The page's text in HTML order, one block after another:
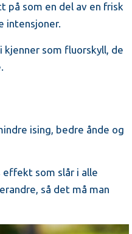
på som en del av en frisk
intensjoner.
som fluorskyll, de
ising, bedre ånde og
effekt som slår i alle
så det må man